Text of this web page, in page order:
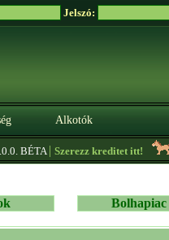
Jelszó:
Alkotók
BÉTA|Szerezz kreditet itt!
Bolhapiac